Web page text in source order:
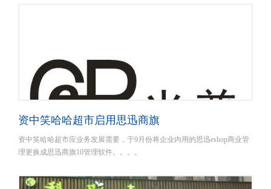
资中笑哈哈超市启用思迅商旗
资中笑哈哈超市应业务发展需要，于9月份将企业内用的思迅eshop商业管
理更换成思迅商旗10管理软件。。。。